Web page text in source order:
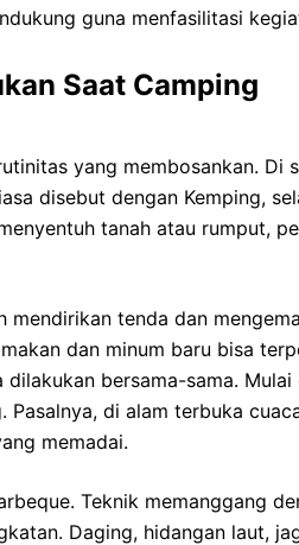
guna menfasilitasi
Saat Camping
yang membosankan.
disebut dengan Kemping,
tanah atau rumput,
tenda dan
dan minum baru bisa
bersama-sama.
di alam terbuka
memadai.
Teknik memanggang
Daging, hidangan laut,